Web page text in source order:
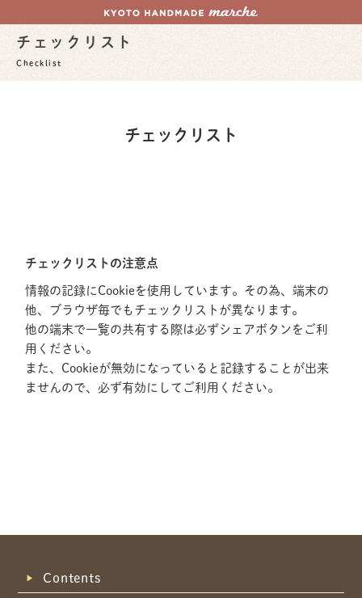
チェックリスト
Checklist
チェックリスト
チェックリストの注意点
情報の記録にCookieを使用しています。その為、端末の
他、ブラウザ毎でもチェックリストが異なります。
他の端末で一覧の共有する際は必ずシェアボタンをご利
用ください。
また、Cookieが無効になっていると記録することが出来
ませんので、必ず有効にしてご利用ください。
Contents